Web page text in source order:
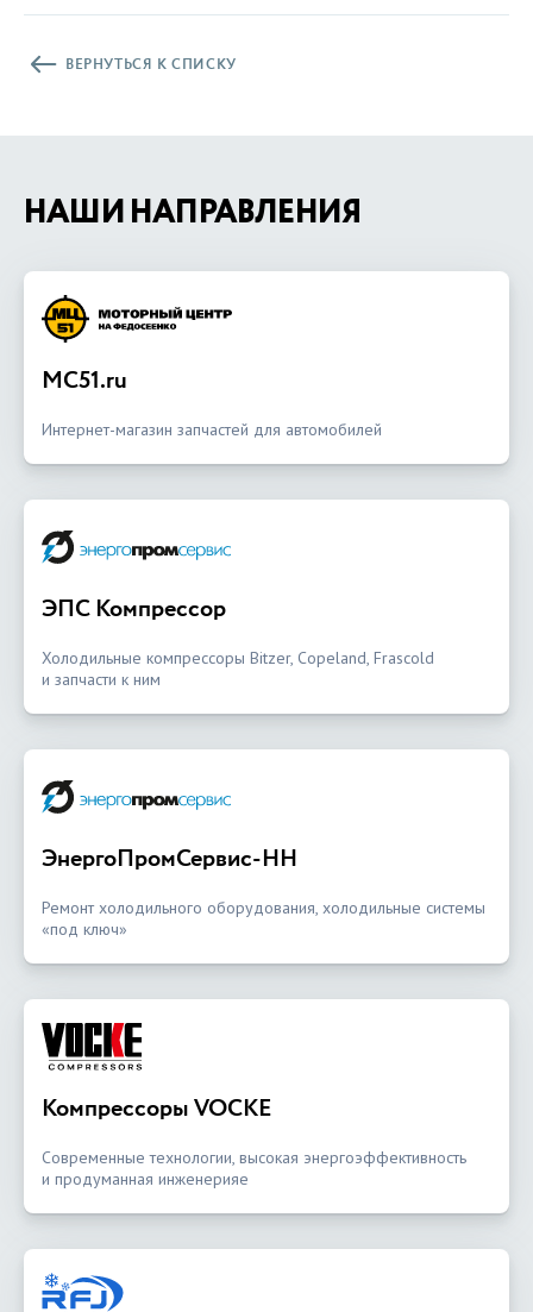
ВЕРНУТЬСЯ К СПИСКУ
НАШИ НАПРАВЛЕНИЯ
MC51.ru
Интернет-магазин запчастей для автомобилей
ЭПС Компрессор
Холодильные компрессоры Bitzer, Copeland, Frascold
и запчасти к ним
ЭнергоПромСервис-НН
Ремонт холодильного оборудования, холодильные системы
«под ключ»
Компрессоры VOCKE
Современные технологии, высокая энергоэффективность
и продуманная инженерияе